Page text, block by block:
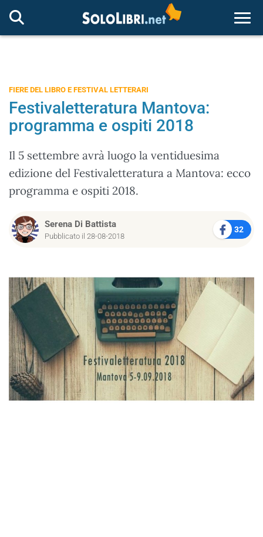
FIERE DEL LIBRO E FESTIVAL LETTERARI
Festivaletteratura Mantova:
programma e ospiti 2018
Il 5 settembre avrà luogo la ventiduesima
edizione del Festivaletteratura a Mantova: ecco
programma e ospiti 2018.
Serena Di Battista
Pubblicato il 28-08-2018
32